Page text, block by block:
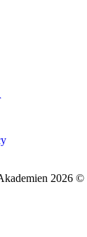
2026 ©